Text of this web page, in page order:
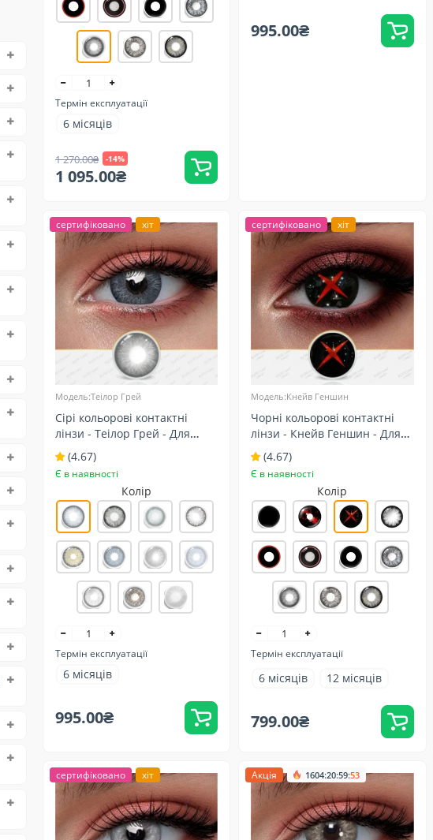
Термін експлуатації
6 місяців
1 270.00₴ -14%
1 095.00₴
995.00₴
сертифіковано хіт
Модель:Теілор Грей
Сірі кольорові контактні
лінзи - Теілор Грей - Для
темних та світлих очей -
Натуральні
(4.67)
Є в наявності
Колір
Термін експлуатації
6 місяців
995.00₴
сертифіковано хіт
Модель:Кнейв Геншин
Чорні кольорові контактні
лінзи - Кнейв Геншин - Для
світлих очей
(4.67)
Є в наявності
Колір
Термін експлуатації
6 місяців 12 місяців
799.00₴
сертифіковано хіт Акція 1604:20:59:51